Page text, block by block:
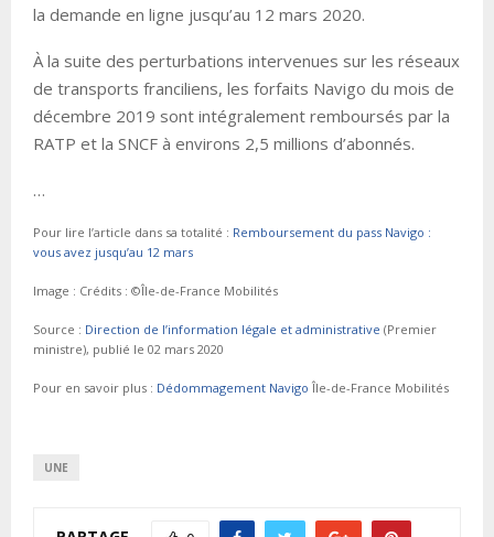
la demande en ligne jusqu’au 12 mars 2020.
À la suite des perturbations intervenues sur les réseaux
de transports franciliens, les forfaits Navigo du mois de
décembre 2019 sont intégralement remboursés par la
RATP et la SNCF à environs 2,5 millions d’abonnés.
…
Pour lire l’article dans sa totalité : Remboursement du pass Navigo :
vous avez jusqu’au 12 mars
Image : Crédits : ©Île-de-France Mobilités
Source : Direction de l’information légale et administrative (Premier
ministre), publié le 02 mars 2020
Pour en savoir plus : Dédommagement Navigo Île-de-France Mobilités
UNE